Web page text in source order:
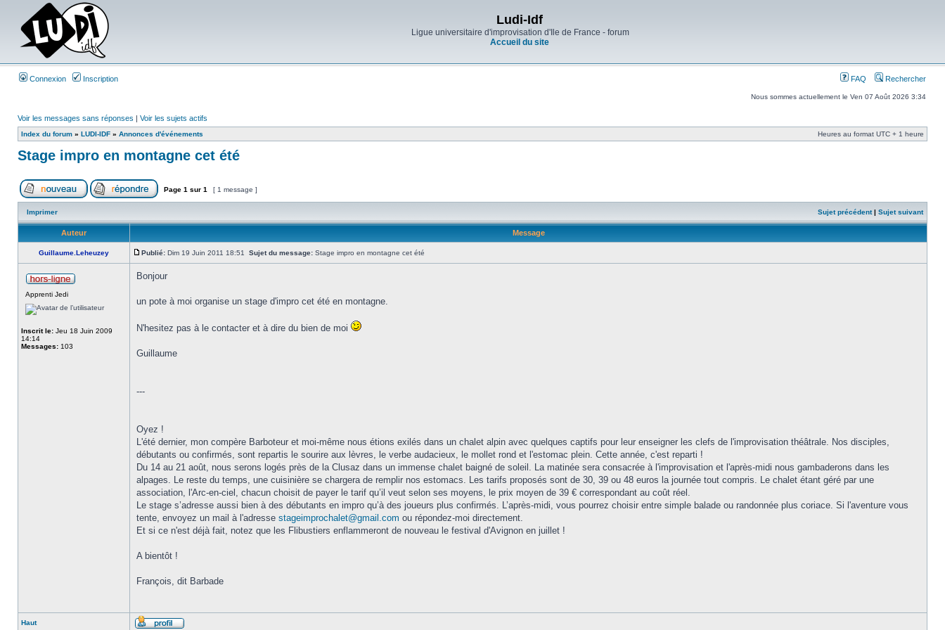
Ludi-Idf
Ligue universitaire d'improvisation d'Ile de France - forum
Accueil du site
Connexion Inscription FAQ Rechercher
Nous sommes actuellement le Ven 07 Août 2026 3:34
Voir les messages sans réponses | Voir les sujets actifs
Index du forum » LUDI-IDF » Annonces d'événements Heures au format UTC + 1 heure
Stage impro en montagne cet été
Page 1 sur 1 [ 1 message ]
Imprimer Sujet précédent| Sujet suivant
Auteur Message
Guillaume.Leheuzey Publié: Dim 19 Juin 2011 18:51 Sujet du message: Stage impro en montagne cet été
Apprenti Jedi
Inscrit le: Jeu 18 Juin 2009
14:14
Messages: 103
Bonjour
un pote à moi organise un stage d'impro cet été en montagne.
N'hesitez pas à le contacter et à dire du bien de moi
Guillaume
---
Oyez !
L'été dernier, mon compère Barboteur et moi-même nous étions exilés dans un chalet alpin avec quelques captifs pour leur enseigner les clefs de l'improvisation théâtrale. Nos disciples,
débutants ou confirmés, sont repartis le sourire aux lèvres, le verbe audacieux, le mollet rond et l'estomac plein. Cette année, c'est reparti !
Du 14 au 21 août, nous serons logés près de la Clusaz dans un immense chalet baigné de soleil. La matinée sera consacrée à l'improvisation et l'après-midi nous gambaderons dans les
alpages. Le reste du temps, une cuisinière se chargera de remplir nos estomacs. Les tarifs proposés sont de 30, 39 ou 48 euros la journée tout compris. Le chalet étant géré par une
association, l'Arc-en-ciel, chacun choisit de payer le tarif qu’il veut selon ses moyens, le prix moyen de 39 € correspondant au coût réel.
Le stage s’adresse aussi bien à des débutants en impro qu’à des joueurs plus confirmés. L’après-midi, vous pourrez choisir entre simple balade ou randonnée plus coriace. Si l'aventure vous
tente, envoyez un mail à l'adresse stageimprochalet@gmail.com ou répondez-moi directement.
Et si ce n'est déjà fait, notez que les Flibustiers enflammeront de nouveau le festival d'Avignon en juillet !
A bientôt !
François, dit Barbade
Haut